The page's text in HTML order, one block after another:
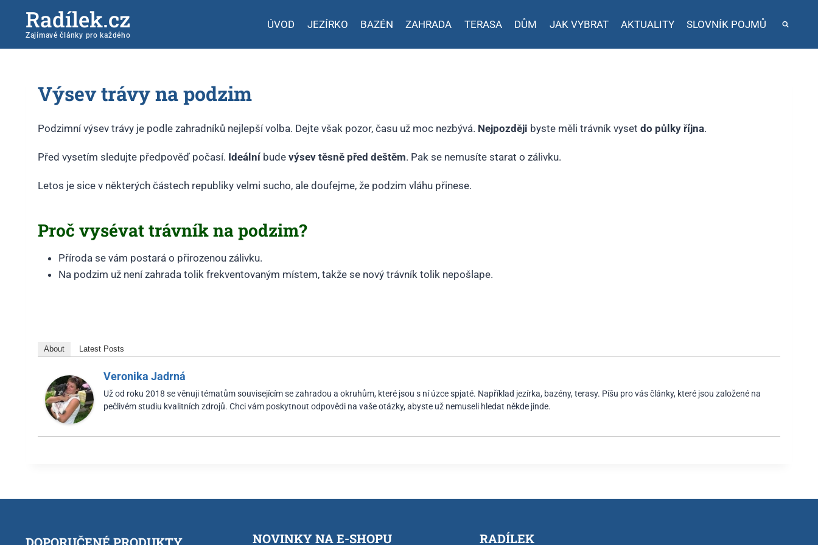
Radílek.cz
Zajímavé články pro každého
ÚVOD JEZÍRKO BAZÉN ZAHRADA TERASA DŮM JAK VYBRAT AKTUALITY SLOVNÍK POJMŮ
Výsev trávy na podzim
Podzimní výsev trávy je podle zahradníků nejlepší volba. Dejte však pozor, času už moc nezbývá. Nejpozději byste měli trávník vyset do půlky října.
Před vysetím sledujte předpověď počasí. Ideální bude výsev těsně před deštěm. Pak se nemusíte starat o zálivku.
Letos je sice v některých částech republiky velmi sucho, ale doufejme, že podzim vláhu přinese.
Proč vysévat trávník na podzim?
Příroda se vám postará o přirozenou zálivku.
Na podzim už není zahrada tolik frekventovaným místem, takže se nový trávník tolik nepošlape.
About Latest Posts
Veronika Jadrná
Už od roku 2018 se věnuji tématům souvisejícím se zahradou a okruhům, které jsou s ní úzce spjaté. Například jezírka, bazény, terasy. Píšu pro vás články, které jsou založené na
pečlivém studiu kvalitních zdrojů. Chci vám poskytnout odpovědi na vaše otázky, abyste už nemuseli hledat někde jinde.
DOPORUČENÉ PRODUKTY NOVINKY NA E-SHOPU RADÍLEK